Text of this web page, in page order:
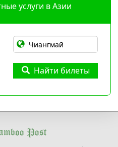
услуги в Азии
Найти билеты
Post